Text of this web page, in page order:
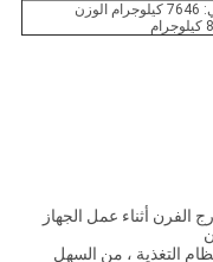
الوزن الصافي: 7646 كيلوجرام الوزن
التغذية ، من السهل